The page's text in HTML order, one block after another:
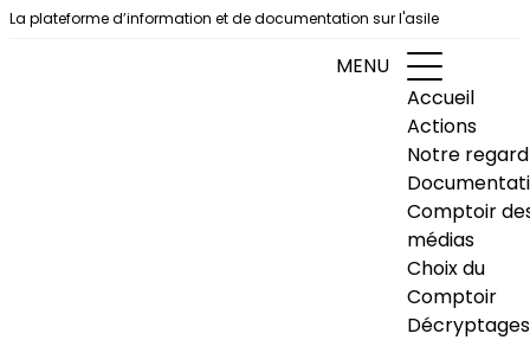
Aller au contenu
La plateforme d’information et de documentation sur l'asile
MENU
Accueil
Actions
Notre regard
Comptoir
médias
Choix du
Comptoir
Décryptages